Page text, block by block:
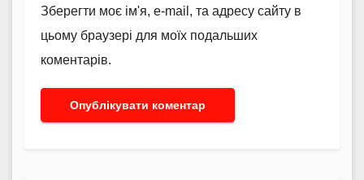
Зберегти моє ім'я, e-mail, та адресу сайту в
цьому браузері для моїх подальших
коментарів.